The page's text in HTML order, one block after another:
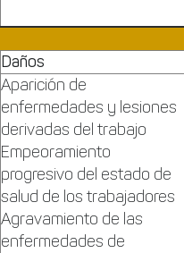
Daños
Aparición de
enfermedades y lesiones
derivadas del trabajo
Empeoramiento
progresivo del estado de
salud de los trabajadores
Agravamiento de las
enfermedades de